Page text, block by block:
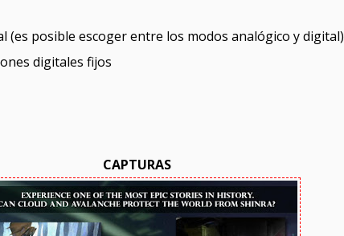
(es posible escoger entre los modos analógico y digital)
digitales fijos
CAPTURAS